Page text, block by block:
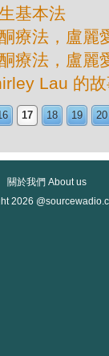
基本法
療法，盧麗
療法，盧麗
Lau 的
17 18 19 20
關於我們 About us
2026